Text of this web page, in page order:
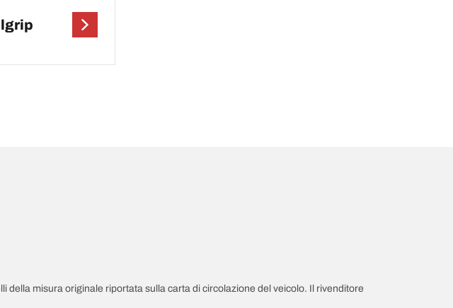
della misura originale riportata sulla carta di circolazione del veicolo. Il rivenditore